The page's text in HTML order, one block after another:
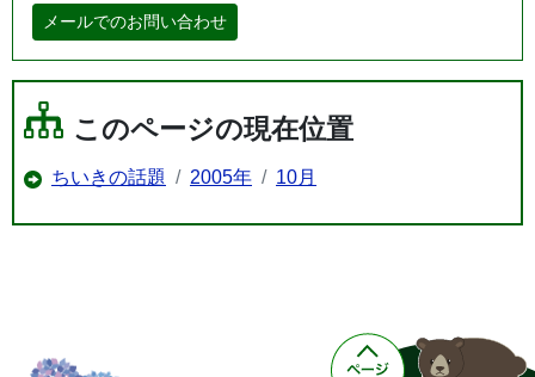
メールでのお問い合わせ
このページの現在位置
ちいきの話題 2005年 10月